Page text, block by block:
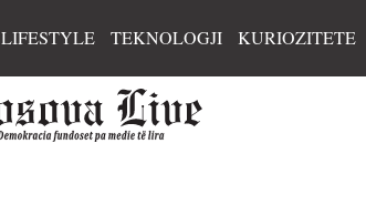
LIFESTYLE TEKNOLOGJI KURIOZITETE